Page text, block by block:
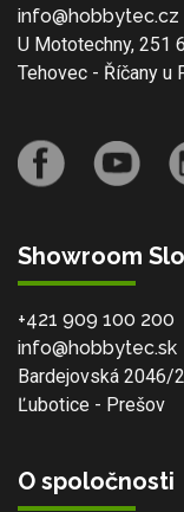
info@hobbytec.cz
U Mototechny, 251
Tehovec - Říčany u
Showroom
+421 909 100 200
info@hobbytec.sk
Bardejovská 2046/
Ľubotice - Prešov
O spoločnosti